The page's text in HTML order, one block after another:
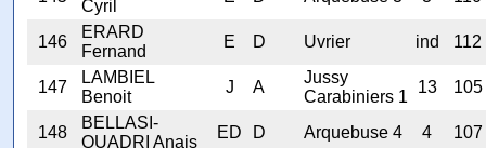
Cyril
146
ERARD
Fernand
E D Uvrier ind 112
147
LAMBIEL
Benoit
J A
Jussy
Carabiniers 1
13 105
148
BELLASI-
QUADRI Anais
ED D Arquebuse 4 4 107